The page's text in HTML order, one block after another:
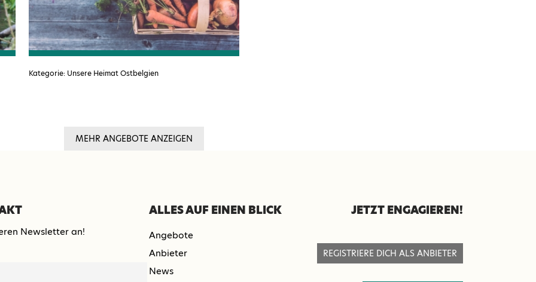
Kategorie: Unsere Heimat Ostbelgien
MEHR ANGEBOTE ANZEIGEN
Newsletter an!
ALLES AUF EINEN BLICK
Angebote
Anbieter
News
JETZT ENGAGIEREN!
REGISTRIERE DICH ALS ANBIETER